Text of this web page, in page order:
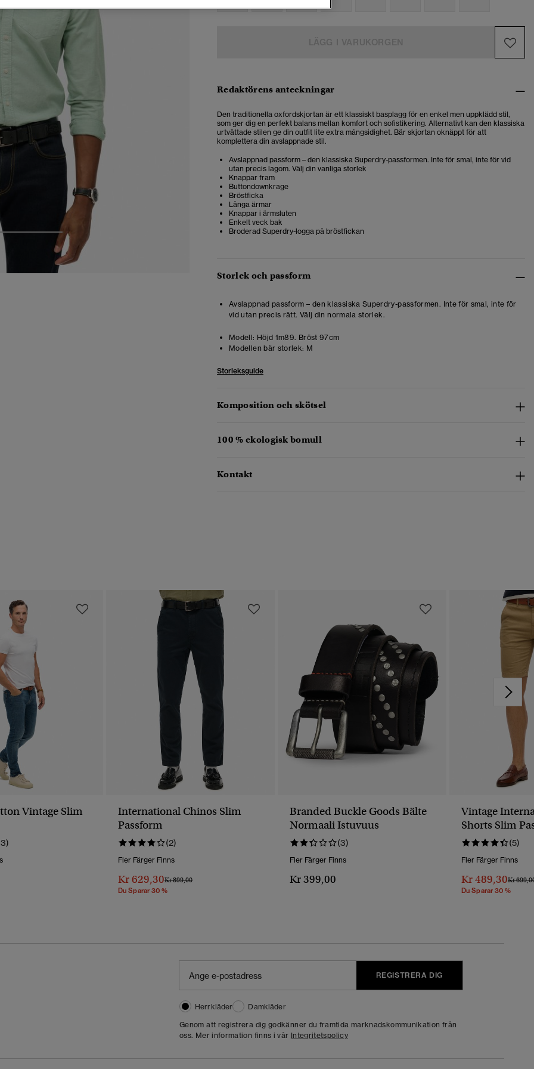
3
Redaktörens anteckningar
Den traditionella oxfordskjortan är ett klassiskt basplagg för en enkel men uppklädd stil,
som ger dig en perfekt balans mellan komfort och sofistikering. Alternativt kan den klassiska
urtvättade stilen ge din outfit lite extra mångsidighet. Bär skjortan oknäppt för att
komplettera din avslappnade stil.
Avslappnad passform – den klassiska Superdry-passformen. Inte för smal, inte för vid
utan precis lagom. Välj din vanliga storlek
Knappar fram
Buttondownkrage
Bröstficka
Långa ärmar
Knappar i ärmsluten
Enkelt veck bak
Broderad Superdry-logga på bröstfickan
Storlek och passform
Avslappnad passform – den klassiska Superdry-passformen. Inte för smal, inte för
vid utan precis rätt. Välj din normala storlek.
Modell: Höjd 1m89. Bröst 97cm
Modellen bär storlek: M
Storleksguide
Komposition och skötsel
100 % ekologisk bomull
Kontakt
Vintage Slim
International Chinos Slim
Passform
(2)
Fler Färger Finns
Kr 629,30Pris Reducerat Från
Kr 899,00Till
Du Sparar 30 %
Branded Buckle Goods Bälte
Normaali Istuvuus
(3)
Fler Färger Finns
Kr 399,00
Vintage
Shorts Slim
(5)
Fler Färger Finns
Kr 489,30Pris
Kr
Du Sparar 30 %
REGISTRERA DIG
Herrkläder
Damkläder
Genom att registrera dig godkänner du framtida marknadskommunikation från
oss. Mer information finns i vår Integritetspolicy